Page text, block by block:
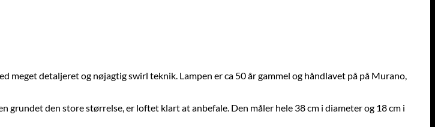
detaljeret og nøjagtig swirl teknik. Lampen er ca 50 år gammel og håndlavet på på Murano,
den store størrelse, er loftet klart at anbefale. Den måler hele 38 cm i diameter og 18 cm i